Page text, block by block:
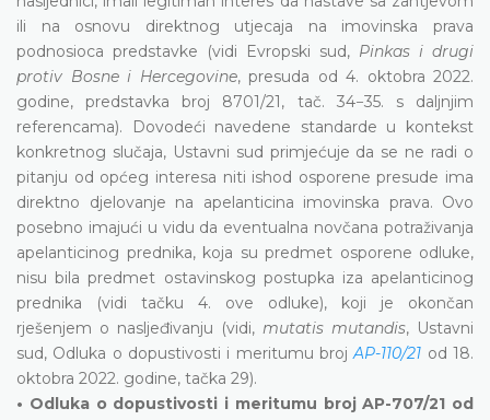
ili na osnovu direktnog utjecaja na imovinska prava
podnosioca predstavke (vidi Evropski sud, Pinkas i drugi
protiv Bosne i Hercegovine, presuda od 4. oktobra 2022.
godine, predstavka broj 8701/21, tač. 34−35. s daljnjim
referencama). Dovodeći navedene standarde u kontekst
konkretnog slučaja, Ustavni sud primjećuje da se ne radi o
pitanju od općeg interesa niti ishod osporene presude ima
direktno djelovanje na apelanticina imovinska prava. Ovo
posebno imajući u vidu da eventualna novčana potraživanja
apelanticinog prednika, koja su predmet osporene odluke,
nisu bila predmet ostavinskog postupka iza apelanticinog
prednika (vidi tačku 4. ove odluke), koji je okončan
rješenjem o nasljeđivanju (vidi, mutatis mutandis, Ustavni
sud, Odluka o dopustivosti i meritumu brojAP-110/21 od 18.
oktobra 2022. godine, tačka 29).
• Odluka o dopustivosti i meritumu broj AP-707/21 od